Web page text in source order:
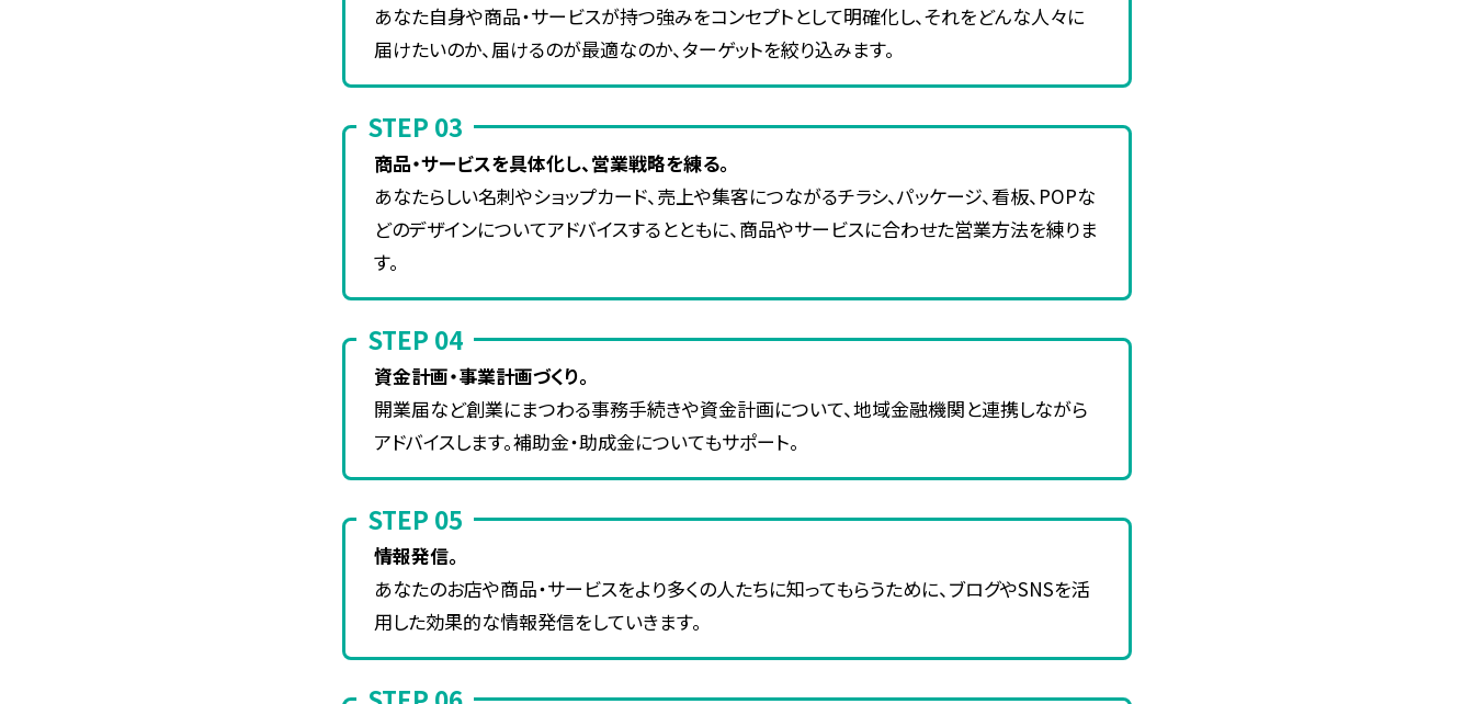
あなた自身や商品・サービスが持つ強みをコンセプトとして明確化し、それをどんな人々に
届けたいのか、届けるのが最適なのか、ターゲットを絞り込みます。
STEP 03
商品・サービスを具体化し、営業戦略を練る。
あなたらしい名刺やショップカード、売上や集客につながるチラシ、パッケージ、看板、POPな
どのデザインについてアドバイスするとともに、商品やサービスに合わせた営業方法を練りま
す。
STEP 04
資金計画・事業計画づくり。
開業届など創業にまつわる事務手続きや資金計画について、地域金融機関と連携しながら
アドバイスします。補助金・助成金についてもサポート。
STEP 05
情報発信。
あなたのお店や商品・サービスをより多くの人たちに知ってもらうために、ブログやSNSを活
用した効果的な情報発信をしていきます。